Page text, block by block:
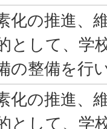
化の推進、
として、学
の整備を行
化の推進、
として、学